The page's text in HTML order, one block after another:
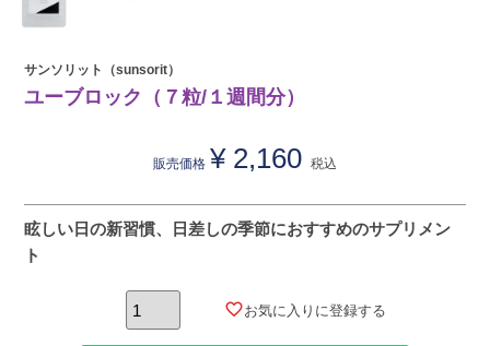
サンソリット（sunsorit）
ユーブロック（７粒/１週間分）
販売価格 ¥ 2,160 税込
眩しい日の新習慣、日差しの季節におすすめのサプリメン
ト
お気に入りに登録する